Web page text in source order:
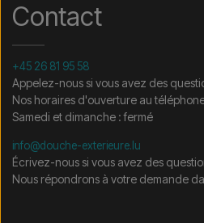
Contact
+45 26 81 95 58
Appelez-nous si vous avez des
Nos horaires d'ouverture au
Samedi et dimanche : fermé
info@douche-exterieure.lu
Écrivez-nous si vous avez des
Nous répondrons à votre demande